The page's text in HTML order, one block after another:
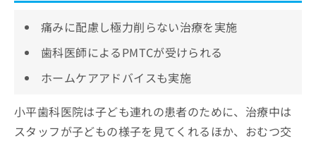
痛みに配慮し極力削らない治療を実施
歯科医師によるPMTCが受けられる
ホームケアアドバイスも実施
小平歯科医院は子ども連れの患者のために、治療中は
スタッフが子どもの様子を見てくれるほか、おむつ交